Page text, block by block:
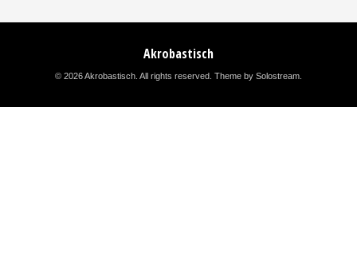
Akrobastisch
© 2026 Akrobastisch. All rights reserved. Theme by Solostream